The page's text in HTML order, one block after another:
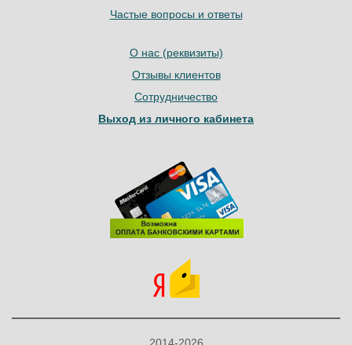
Частые вопросы и ответы
О нас (реквизиты)
Отзывы клиентов
Сотрудничество
Выход из личного кабинета
2014-2026